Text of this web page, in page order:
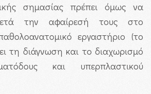
σημασίας πρέπει όμως να
την αφαίρεσή τους στο
εργαστήριο (το
τη διάγνωση και το διαχωρισμό
και υπερπλαστικού